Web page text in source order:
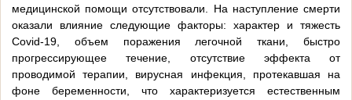
медицинской помощи отсутствовали. На наступление смерти
оказали влияние следующие факторы: характер и тяжесть
Covid-19, объем поражения легочной ткани, быстро
прогрессирующее течение, отсутствие эффекта от
проводимой терапии, вирусная инфекция, протекавшая на
фоне беременности, что характеризуется естественным